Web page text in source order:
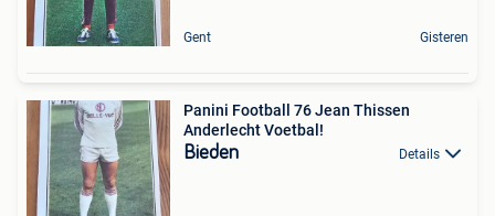
Gent Gisteren
Panini Football 76 Jean Thissen
Anderlecht Voetbal!
Bieden Details